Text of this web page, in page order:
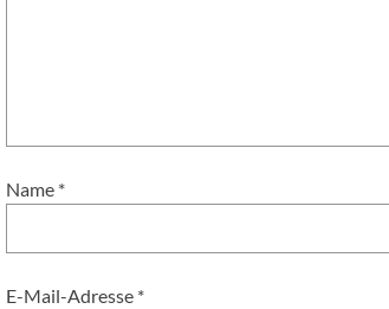
Name *
E-Mail-Adresse *